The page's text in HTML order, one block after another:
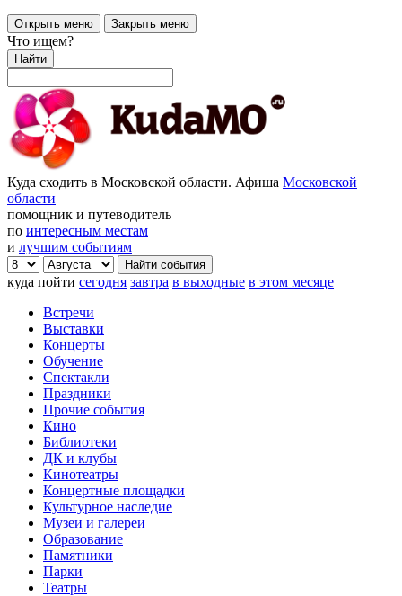
Открыть меню Закрыть меню
Что ищем?
Найти
Куда сходить в Московской области. Афиша Московской
области
помощник и путеводитель
по интересным местам
и лучшим событиям
куда пойти сегодня завтра в выходные в этом месяце
Встречи
Выставки
Концерты
Обучение
Спектакли
Праздники
Прочие события
Кино
Библиотеки
ДК и клубы
Кинотеатры
Концертные площадки
Культурное наследие
Музеи и галереи
Образование
Памятники
Парки
Театры